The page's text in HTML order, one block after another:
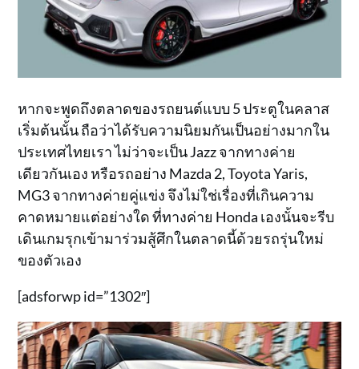
หากจะพูดถึงตลาดของรถยนต์แบบ 5 ประตูในคลาส
เริ่มต้นนั้น ถือว่าได้รับความนิยมกันเป็นอย่างมากใน
ประเทศไทยเรา ไม่ว่าจะเป็น Jazz จากทางค่าย
เดียวกันเอง หรือรถอย่าง Mazda 2, Toyota Yaris,
MG3 จากทางค่ายคู่แข่ง จึงไม่ใช่เรื่องที่เกินความ
คาดหมายแต่อย่างใด ที่ทางค่าย Honda เองนั้นจะรีบ
เดินเกมรุกเข้ามาร่วมสู้ศึกในตลาดนี้ด้วยรถรุ่นใหม่
ของตัวเอง
[adsforwp id=”1302″]